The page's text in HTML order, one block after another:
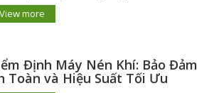
View more
Định Máy Nén Khí: Bảo Đảm
Toàn và Hiệu Suất Tối Ưu